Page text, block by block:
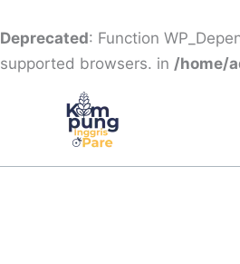
Deprecated: Function
supported browsers. in /home/
to
content